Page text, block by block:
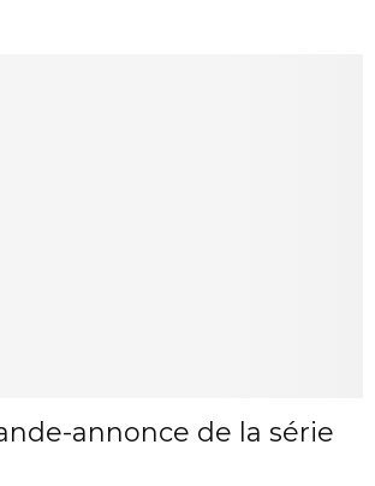
annonce de la série